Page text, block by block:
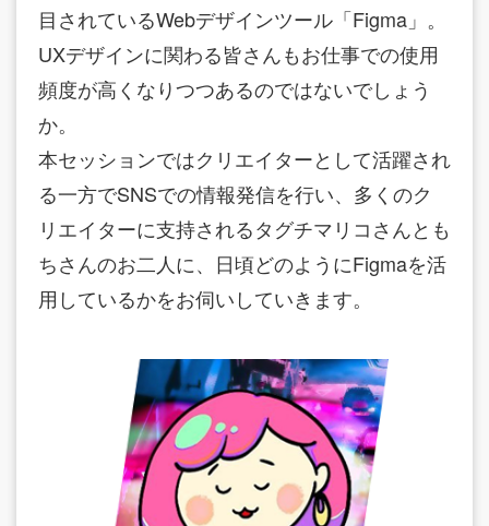
目されているWebデザインツール「Figma」。
UXデザインに関わる皆さんもお仕事での使用
頻度が高くなりつつあるのではないでしょう
か。
本セッションではクリエイターとして活躍され
る一方でSNSでの情報発信を行い、多くのク
リエイターに支持されるタグチマリコさんとも
ちさんのお二人に、日頃どのようにFigmaを活
用しているかをお伺いしていきます。